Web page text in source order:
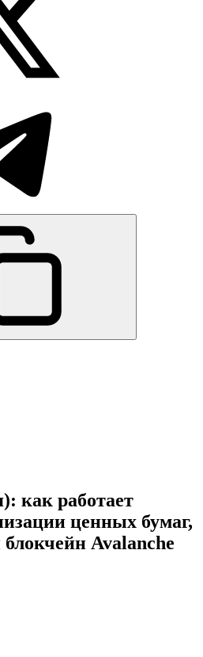
как работает
ценных бумаг,
Avalanche